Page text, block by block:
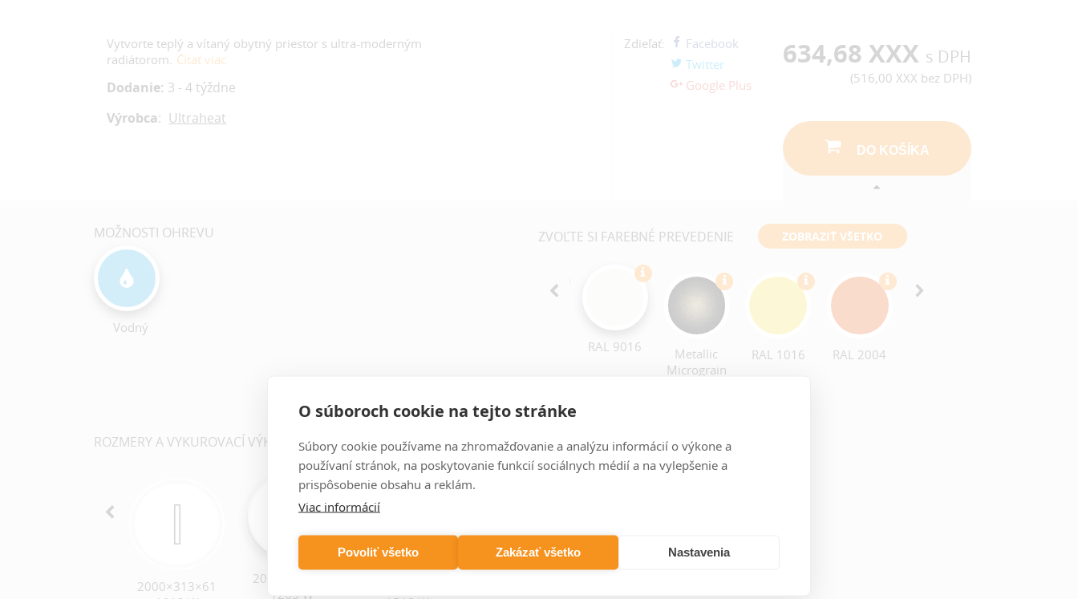
Vytvorte teplý a vítaný obytný priestor s ultra-moderným
radiátorom. Čítať viac
Dodanie: 3 - 4 týždne
Výrobca: Ultraheat
Zdieľať:
Facebook
Twitter
Google Plus
634,68 XXX s DPH
(516,00 XXX bez DPH)
DO KOŠÍKA
MOŽNOSTI OHREVU
Vodný
ZVOĽTE SI FAREBNÉ PREVEDENIE ZOBRAZIŤ VŠETKO
RAL 9016
Metallic
Micrograin
RAL 1016 RAL 2004
ROZMERY A VYKUROVACÍ VÝKON ZOBRAZIŤ VŠETKO
2000×313×61
2000×390×61
1265 W
TYPY PRIPOJENIA
AX
O súboroch cookie na tejto stránke
Súbory cookie používame na zhromažďovanie a analýzu informácií o výkone a
používaní stránok, na poskytovanie funkcií sociálnych médií a na vylepšenie a
prispôsobenie obsahu a reklám.
Viac informácií
Povoliť všetko Zakázať všetko Nastavenia